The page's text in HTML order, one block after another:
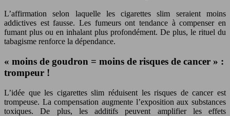
L’affirmation selon laquelle les cigarettes slim seraient moins
addictives est fausse. Les fumeurs ont tendance à compenser en
fumant plus ou en inhalant plus profondément. De plus, le rituel du
tabagisme renforce la dépendance.
« moins de goudron = moins de risques de cancer » :
trompeur !
L’idée que les cigarettes slim réduisent les risques de cancer est
trompeuse. La compensation augmente l’exposition aux substances
toxiques. De plus, les additifs peuvent amplifier les effets